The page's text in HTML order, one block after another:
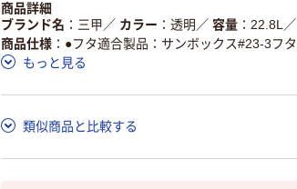
商品詳細
ブランド名
三甲 ／ カラー 透明 ／ 容量 22.8L ／
商品仕様
●フタ適合製品：サンボックス#23-3フタ
もっと見る
類似商品と比較する